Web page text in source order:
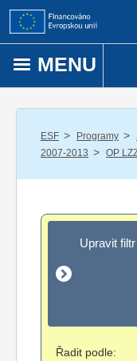
Přejít k obsahu
MENU
ESF / Programy /
2007-2013 / OP
Upravit filtr
Upravit filtr
Řadit podle: